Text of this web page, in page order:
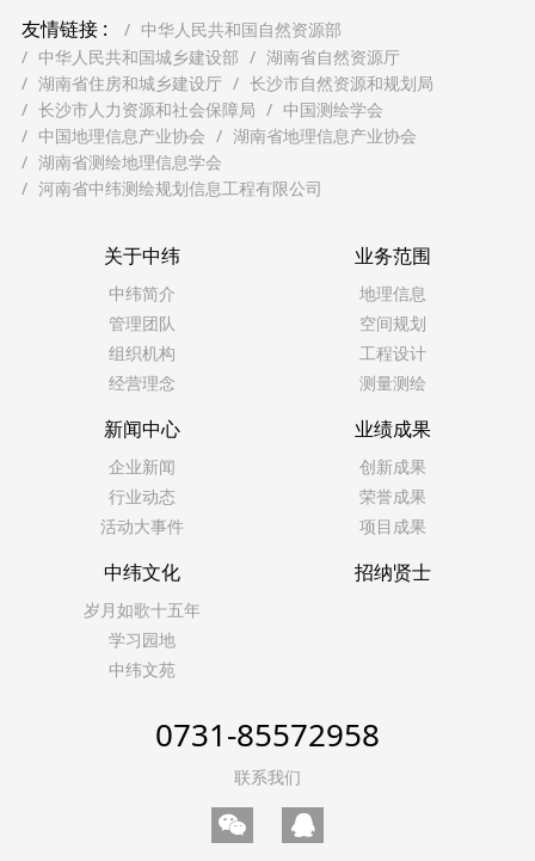
友情链接 :
中华人民共和国自然资源部
中华人民共和国城乡建设部
湖南省自然资源厅
湖南省住房和城乡建设厅
长沙市自然资源和规划局
长沙市人力资源和社会保障局
中国测绘学会
中国地理信息产业协会
湖南省地理信息产业协会
湖南省测绘地理信息学会
河南省中纬测绘规划信息工程有限公司
关于中纬
中纬简介
管理团队
组织机构
经营理念
业务范围
地理信息
空间规划
工程设计
测量测绘
新闻中心
企业新闻
行业动态
活动大事件
业绩成果
创新成果
荣誉成果
项目成果
中纬文化
岁月如歌十五年
学习园地
中纬文苑
招纳贤士
0731-85572958
联系我们